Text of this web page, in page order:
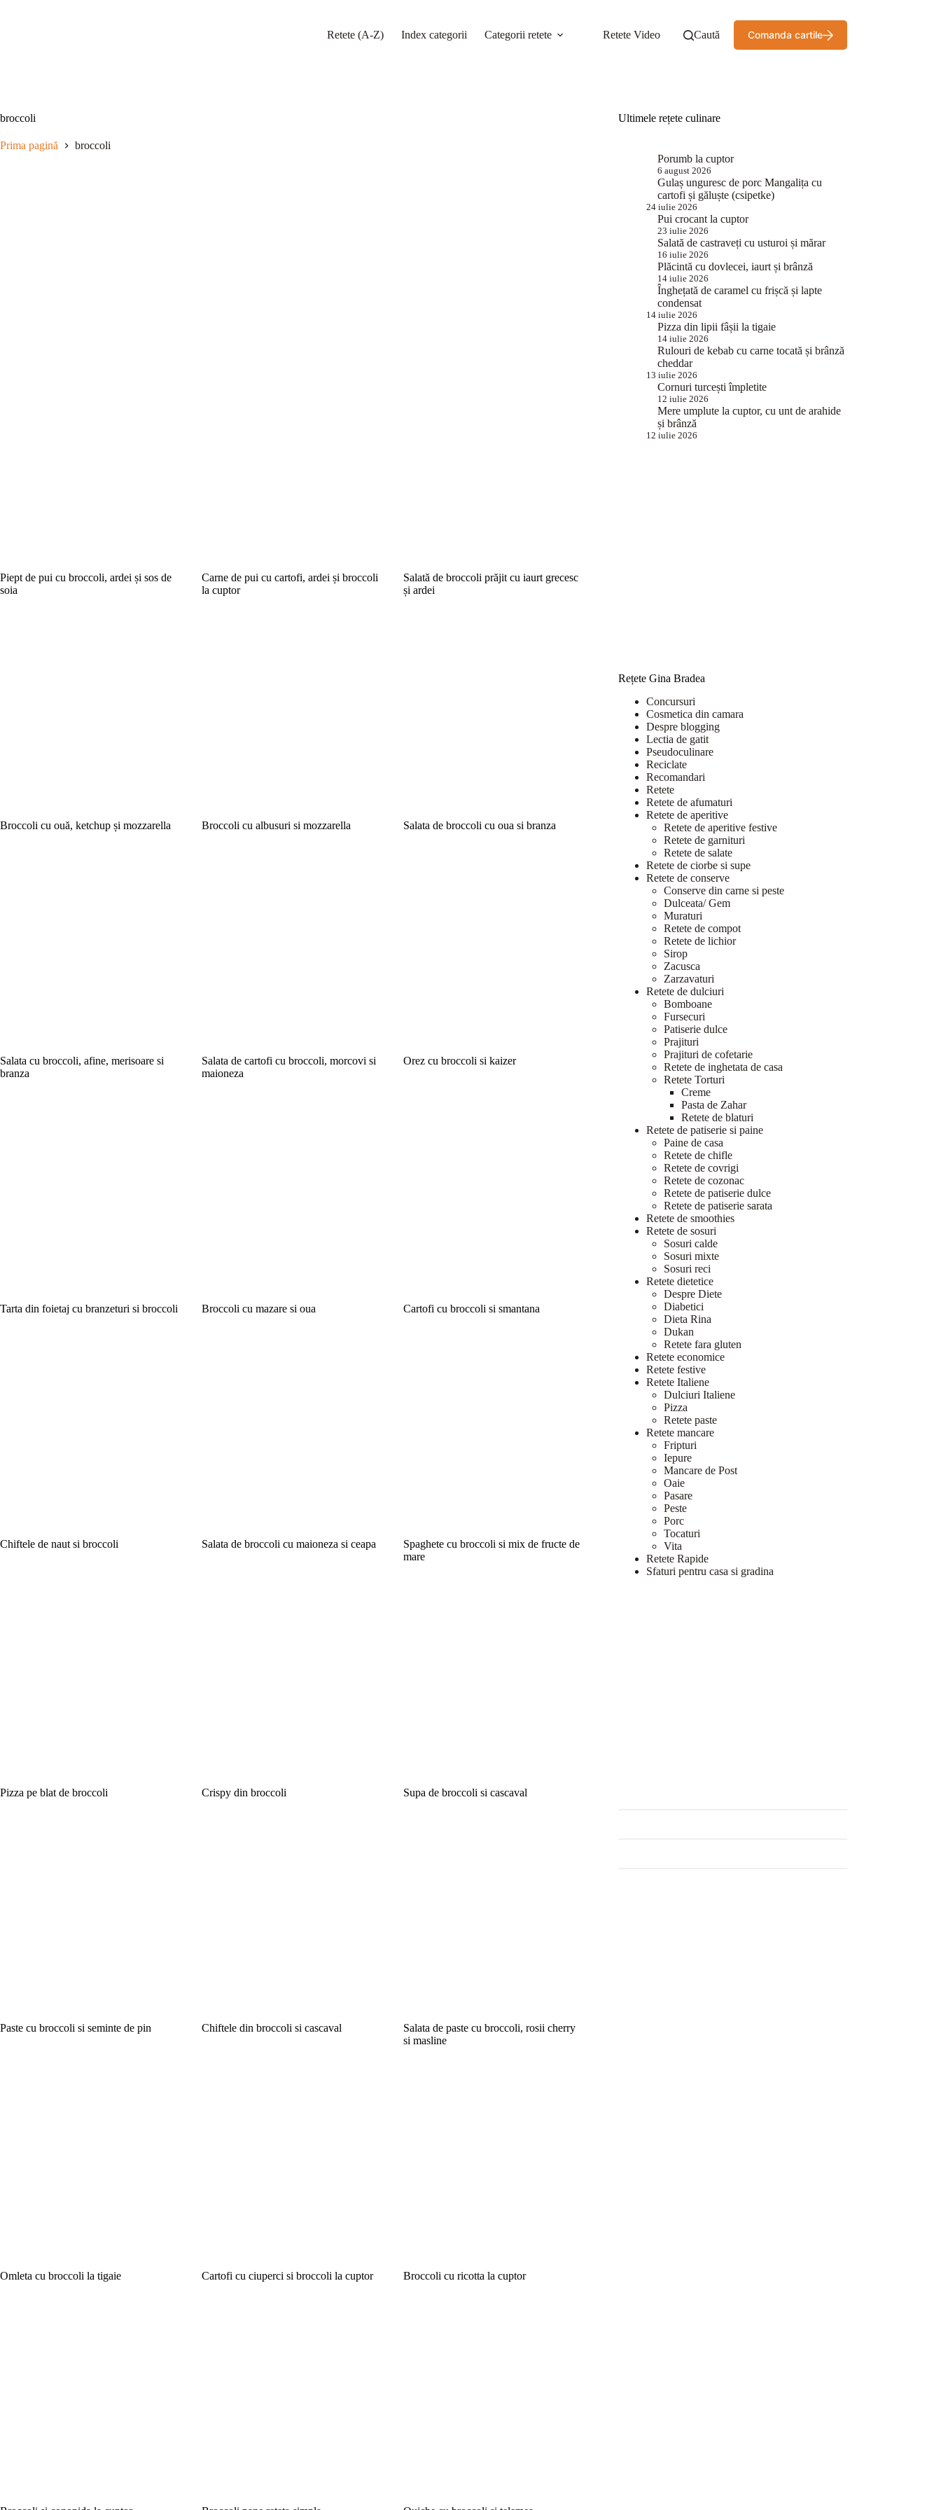
Retete (A-Z) Index categorii Categorii retete Retete Video Caută Comanda cartile
broccoli
Prima pagină broccoli
Piept de pui cu broccoli, ardei și sos de
soia
Carne de pui cu cartofi, ardei și broccoli
la cuptor
Salată de broccoli prăjit cu iaurt grecesc
și ardei
Broccoli cu ouă, ketchup și mozzarella Broccoli cu albusuri si mozzarella Salata de broccoli cu oua si branza
Salata cu broccoli, afine, merisoare si
branza
Salata de cartofi cu broccoli, morcovi si
maioneza
Orez cu broccoli si kaizer
Tarta din foietaj cu branzeturi si broccoli Broccoli cu mazare si oua Cartofi cu broccoli si smantana
Chiftele de naut si broccoli Salata de broccoli cu maioneza si ceapa
Spaghete cu broccoli si mix de fructe de
mare
Pizza pe blat de broccoli Crispy din broccoli Supa de broccoli si cascaval
Paste cu broccoli si seminte de pin Chiftele din broccoli si cascaval
Salata de paste cu broccoli, rosii cherry
si masline
Omleta cu broccoli la tigaie Cartofi cu ciuperci si broccoli la cuptor Broccoli cu ricotta la cuptor
Ultimele rețete culinare
Porumb la cuptor
6 august 2026
Gulaș unguresc de porc Mangalița cu
cartofi și găluște (csipetke)
24 iulie 2026
Pui crocant la cuptor
23 iulie 2026
Salată de castraveți cu usturoi și mărar
16 iulie 2026
Plăcintă cu dovlecei, iaurt și brânză
14 iulie 2026
Înghețată de caramel cu frișcă și lapte
condensat
14 iulie 2026
Pizza din lipii fâșii la tigaie
14 iulie 2026
Rulouri de kebab cu carne tocată și brânză
cheddar
13 iulie 2026
Cornuri turcești împletite
12 iulie 2026
Mere umplute la cuptor, cu unt de arahide
și brânză
12 iulie 2026
Rețete Gina Bradea
Concursuri
Cosmetica din camara
Despre blogging
Lectia de gatit
Pseudoculinare
Reciclate
Recomandari
Retete
Retete de afumaturi
Retete de aperitive
Retete de aperitive festive
Retete de garnituri
Retete de salate
Retete de ciorbe si supe
Retete de conserve
Conserve din carne si peste
Dulceata/ Gem
Muraturi
Retete de compot
Retete de lichior
Sirop
Zacusca
Zarzavaturi
Retete de dulciuri
Bomboane
Fursecuri
Patiserie dulce
Prajituri
Prajituri de cofetarie
Retete de inghetata de casa
Retete Torturi
Creme
Pasta de Zahar
Retete de blaturi
Retete de patiserie si paine
Paine de casa
Retete de chifle
Retete de covrigi
Retete de cozonac
Retete de patiserie dulce
Retete de patiserie sarata
Retete de smoothies
Retete de sosuri
Sosuri calde
Sosuri mixte
Sosuri reci
Retete dietetice
Despre Diete
Diabetici
Dieta Rina
Dukan
Retete fara gluten
Retete economice
Retete festive
Retete Italiene
Dulciuri Italiene
Pizza
Retete paste
Retete mancare
Fripturi
Iepure
Mancare de Post
Oaie
Pasare
Peste
Porc
Tocaturi
Vita
Retete Rapide
Sfaturi pentru casa si gradina